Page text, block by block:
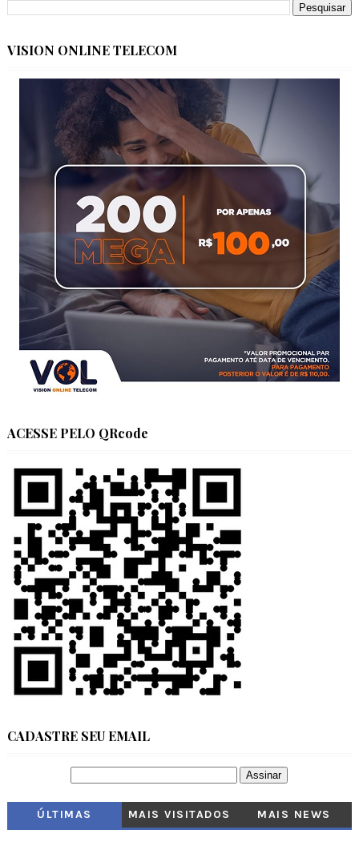
VISION ONLINE TELECOM
ACESSE PELO QRcode
CADASTRE SEU EMAIL
ÚLTIMAS MAIS VISITADOS MAIS NEWS